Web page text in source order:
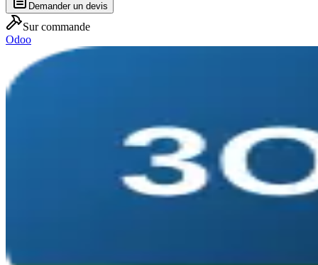
Demander un devis
Sur commande
Odoo